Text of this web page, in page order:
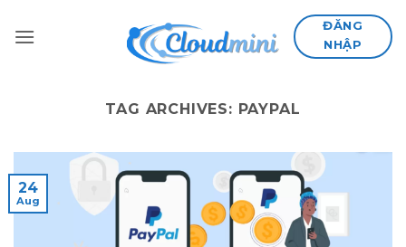
ĐĂNG
NHẬP
TAG ARCHIVES: PAYPAL
24
Aug